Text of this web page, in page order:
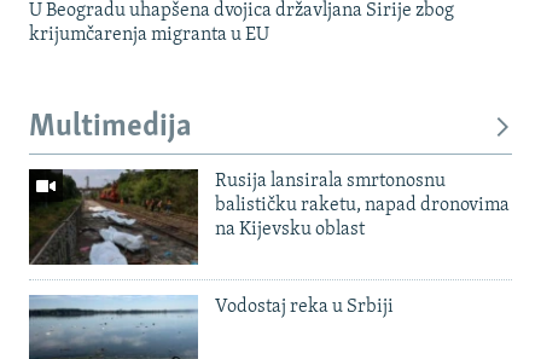
U Beogradu uhapšena dvojica državljana Sirije zbog
krijumčarenja migranta u EU
Multimedija
Rusija lansirala smrtonosnu
balističku raketu, napad dronovima
na Kijevsku oblast
Vodostaj reka u Srbiji